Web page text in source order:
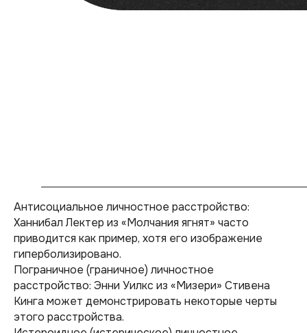
Антисоциальное личностное расстройство:
Ханнибал Лектер из «Молчания ягнят» часто
приводится как пример, хотя его изображение
гиперболизировано.
Пограничное (граничное) личностное
расстройство: Энни Уилкс из «Мизери» Стивена
Кинга может демонстрировать некоторые черты
этого расстройства.